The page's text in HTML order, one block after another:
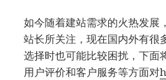
如今随着建站需求的火热发展
站长所关注，现在国内外有很
选择时也可能比较困扰，下面
用户评价和客户服务等方面对